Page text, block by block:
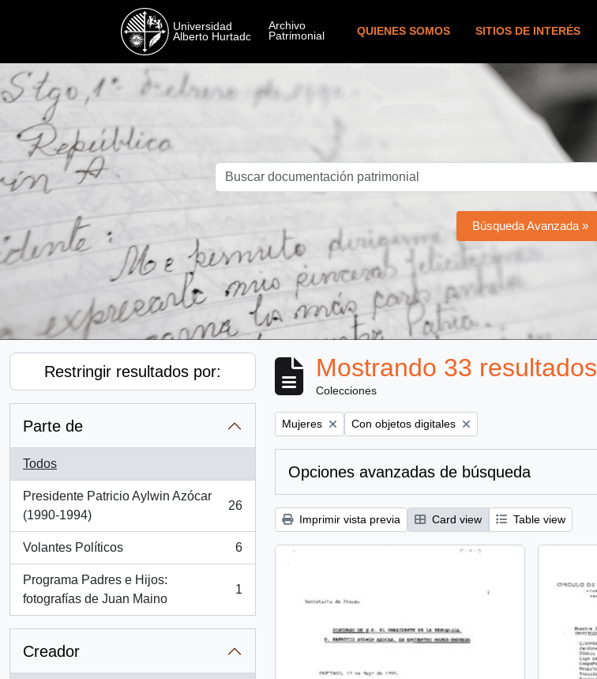
QUIENES SOMOS SITIOS DE INTERÉS
Búsqueda Avanzada »
Restringir resultados por:
Parte de
Todos
Presidente Patricio Aylwin Azócar
(1990-1994)
, 26 resultados
26
Volantes Políticos
, 6 resultados
6
Programa Padres e Hijos:
fotografías de Juan Maino
, 1 resultados
1
Creador
Mostrando 33 resultados
Colecciones
Remove filter:
Mujeres Remove filter:
Con objetos digitales
Opciones avanzadas de búsqueda
Imprimir vista previa Card view Table view